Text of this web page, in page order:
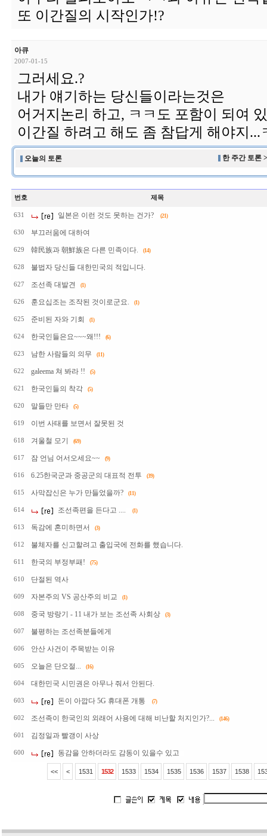
또 이간질의 시작인가!?
아큐
2007-01-15
그러세요.?
내가 얘기하는 당신들이라는것은
어거지논리 하고, ㅋㅋ도 포함이 되여
이간질 하려고 해도 좀 참답게 해야지...
오늘의 토론 한 주간 토론
번호 제목
631 일본은 이런 것도 못하는 건가? (21)
630 부끄러움에 대하여
629 韓民族과 朝鮮族은 다른 민족이다. (14)
628 불법자 당신들 대한민국의 적입니다.
627 조선족 대발견 (1)
626 훈요십조는 조작된 것이로군요. (1)
625 준비된 자와 기회 (1)
624 한국인들은요~~~왜!!! (6)
623 남한 사람들의 의무 (11)
622 galeema 쳐 봐라 !! (5)
621 한국인들의 착각 (5)
620 말들만 만타 (5)
619 이번 사태를 보면서 잘못된 것
618 겨울철 모기 (69)
617 잠 언님 어서오세요~~ (9)
616 6.25한국군과 중공군의 대표적 전투 (39)
615 사막잡신은 누가 만들었을까? (11)
614 조선족편을 든다고 .... (1)
613 독감에 혼미하면서 (3)
612 불체자를 신고할려고 출입국에 전화를 했습니다.
611 한국의 부정부패! (75)
610 단절된 역사
609 자본주의 VS 공산주의 비교 (1)
608 중국 방랑기 - 11 내가 보는 조선족 사회상 (3)
607 불평하는 조선족분들에게
606 안산 사건이 주목받는 이유
605 오늘은 단오절... (16)
604 대한민국 시민권은 아무나 줘서 안된다.
603 돈이 아깝다 5G 휴대폰 개통 (7)
602 조선족이 한국인의 외래어 사용에 대해 비난할 처지인가?... (146)
601 김정일과 빨갱이 사상
600 동감을 안하더라도 감동이 있을수 있고
<< < 1531 1532 1533 1534 1535 1536 1537 1538